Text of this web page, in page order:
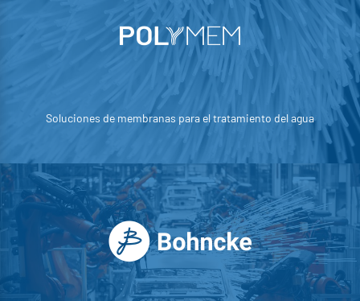
Soluciones de membranas para el tratamiento del agua